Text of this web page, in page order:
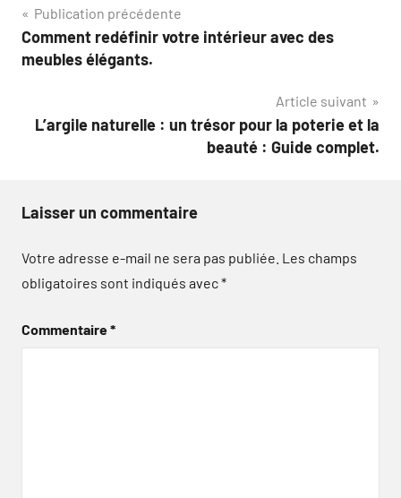
Navigation
de
Publication précédente
Comment redéfinir votre intérieur avec des
meubles élégants.
Article suivant
L’argile naturelle : un trésor pour la poterie et la
beauté : Guide complet.
Laisser un commentaire
Votre adresse e-mail ne sera pas publiée. Les champs
obligatoires sont indiqués avec*
Commentaire*